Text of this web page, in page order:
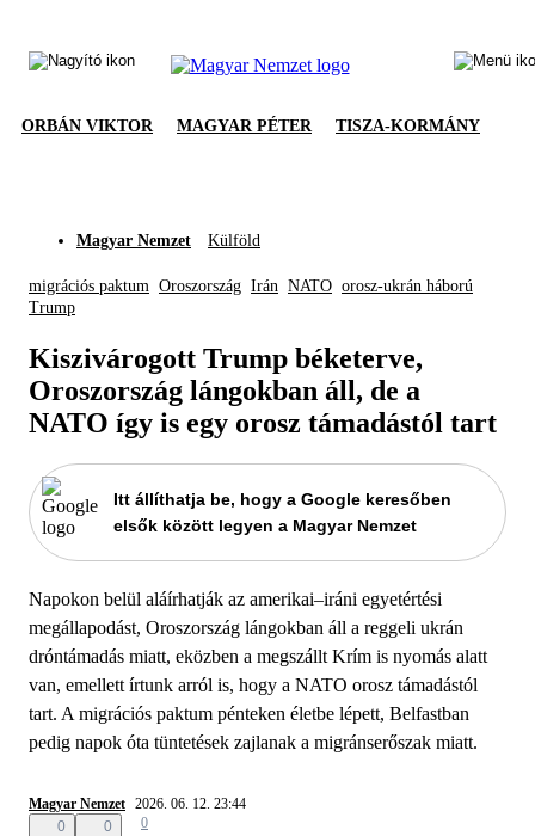
ORBÁN VIKTOR MAGYAR PÉTER TISZA-KORMÁNY
Magyar Nemzet Külföld
migrációs paktum Oroszország Irán NATO orosz-ukrán háború
Trump
Kiszivárogott Trump béketerve,
Oroszország lángokban áll, de a
NATO így is egy orosz támadástól tart
Itt állíthatja be, hogy a Google keresőben
elsők között legyen a Magyar Nemzet
Napokon belül aláírhatják az amerikai–iráni egyetértési
megállapodást, Oroszország lángokban áll a reggeli ukrán
dróntámadás miatt, eközben a megszállt Krím is nyomás alatt
van, emellett írtunk arról is, hogy a NATO orosz támadástól
tart. A migrációs paktum pénteken életbe lépett, Belfastban
pedig napok óta tüntetések zajlanak a migránserőszak miatt.
Magyar Nemzet 2026. 06. 12. 23:44
0
0 0